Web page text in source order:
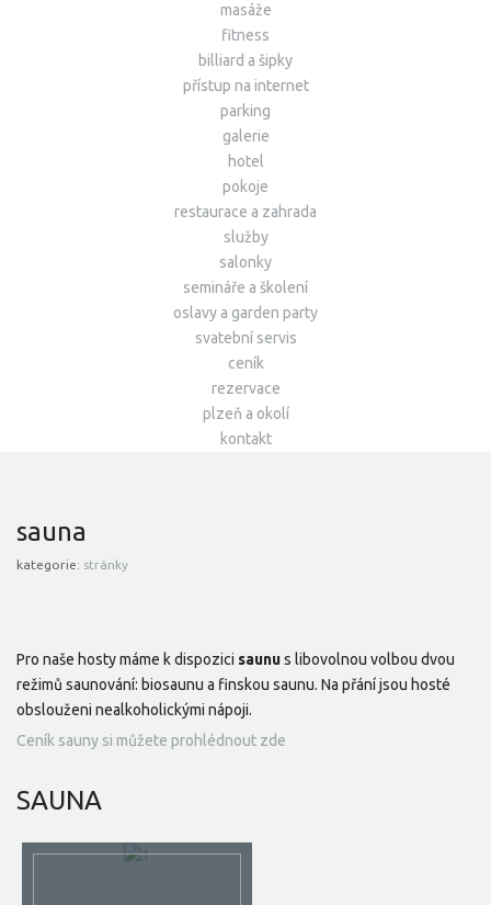
masáže
fitness
billiard a šipky
přístup na internet
parking
galerie
hotel
pokoje
restaurace a zahrada
služby
salonky
semináře a školení
oslavy a garden party
svatební servis
ceník
rezervace
plzeň a okolí
kontakt
sauna
kategorie: stránky
Pro naše hosty máme k dispozici saunus libovolnou volbou dvou
režimů saunování: biosaunu a finskou saunu. Na přání jsou hosté
obslouženi nealkoholickými nápoji.
Ceník sauny si můžete prohlédnout zde
SAUNA